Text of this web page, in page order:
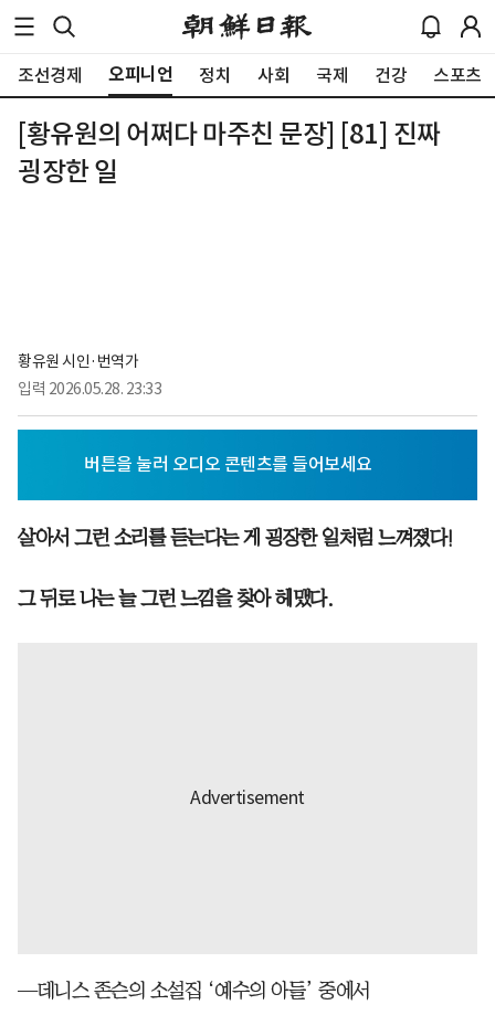
조선경제 오피니언 정치 사회 국제 건강 스포츠
[황유원의 어쩌다 마주친 문장] [81] 진짜
굉장한 일
황유원 시인·번역가
입력 2026.05.28. 23:33
살아서 그런 소리를 듣는다는 게 굉장한 일처럼 느껴졌다!
그 뒤로 나는 늘 그런 느낌을 찾아 헤맸다.
—데니스 존슨의 소설집 ‘예수의 아들’ 중에서